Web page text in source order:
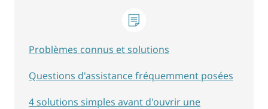
Problèmes connus et solutions
Questions d'assistance fréquemment posées
4 solutions simples avant d'ouvrir une